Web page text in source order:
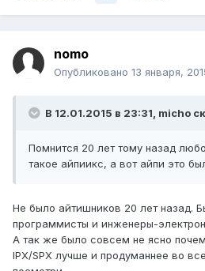
nomo
Опубликовано 13 января,
В 12.01.2015 в 23:31, micho
Помнится 20 лет тому назад
такое айпиикс, а вот айпи это
Не было айтишников 20 лет назад.
программисты и инженеры-
А так же было совсем не ясно
IPX/SPX лучше и продуманнее во